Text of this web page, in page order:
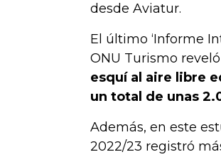
desde Aviatur.
El último ‘Informe
ONU Turismo
esquí al aire libre
un total de unas
Además, en este
2022/23 registró